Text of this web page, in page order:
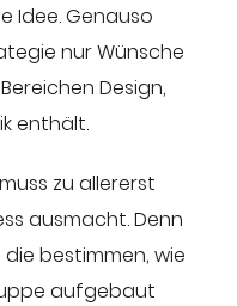
Idee. Genauso
nur Wünsche
Design,
enthält.
zu allererst
ausmacht. Denn
bestimmen, wie
aufgebaut